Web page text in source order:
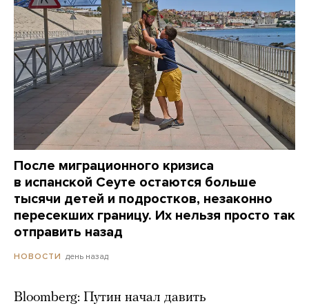
После миграционного кризиса
в испанской Сеуте остаются больше
тысячи детей и подростков, незаконно
пересекших границу. Их нельзя просто так
отправить назад
НОВОСТИ день назад
Bloomberg: Путин начал давить